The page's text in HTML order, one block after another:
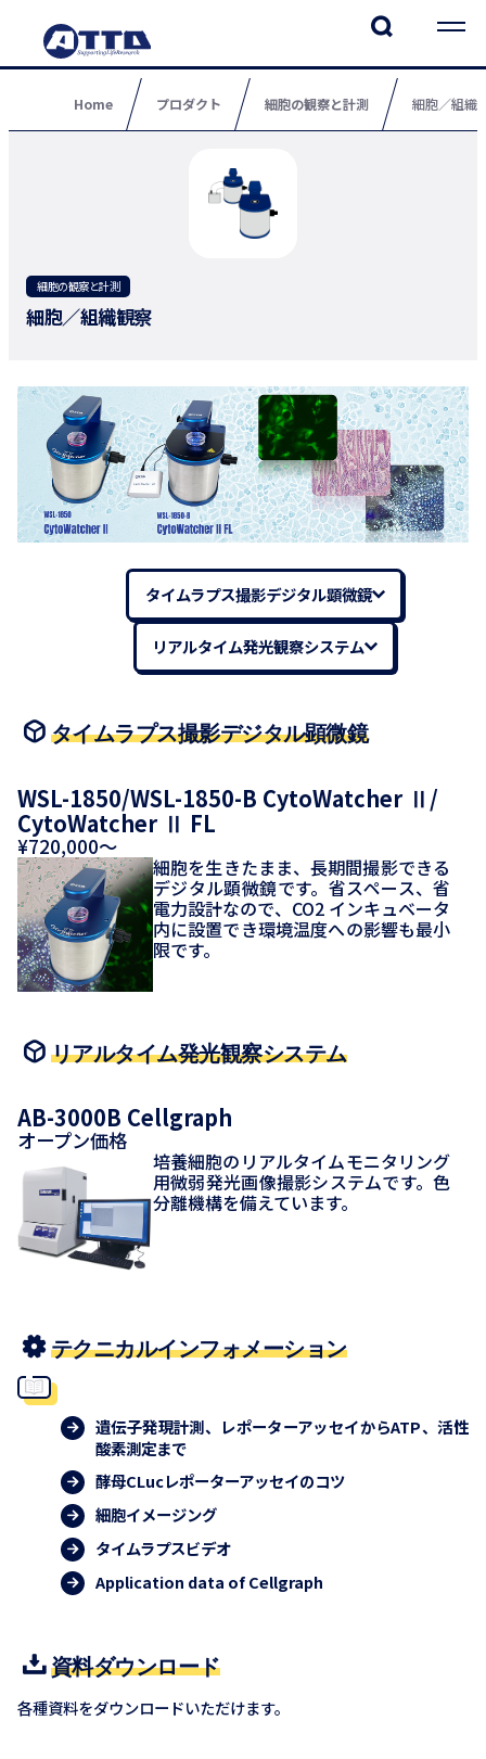
Home プロダクト 細胞の観察と計測 細胞／組織
細胞の観察と計測
細胞／組織観察
タイムラプス撮影デジタル顕微鏡
リアルタイム発光観察システム
タイムラプス撮影デジタル顕微鏡
WSL-1850/WSL-1850-B CytoWatcher Ⅱ/
CytoWatcher Ⅱ FL
¥720,000～
細胞を生きたまま、長期間撮影できる
デジタル顕微鏡です。省スペース、省
電力設計なので、CO2 インキュベータ
内に設置でき環境温度への影響も最小
限です。
リアルタイム発光観察システム
AB-3000B Cellgraph
オープン価格
培養細胞のリアルタイムモニタリング
用微弱発光画像撮影システムです。色
分離機構を備えています。
テクニカルインフォメーション
遺伝子発現計測、レポーターアッセイからATP、活性
酸素測定まで
酵母CLucレポーターアッセイのコツ
細胞イメージング
タイムラプスビデオ
Application data of Cellgraph
資料ダウンロード
各種資料をダウンロードいただけます。